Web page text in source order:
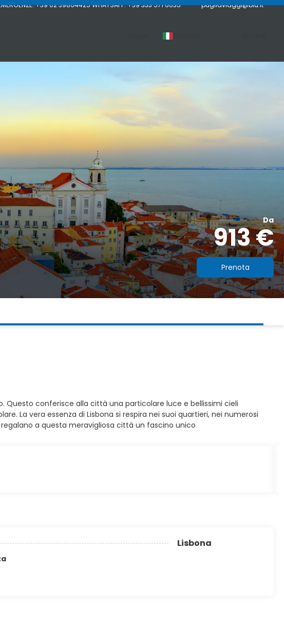
+39 02 39864425 WHATSAPP: +39 333 571 6035 pugliaviaggi@blu.it
Da
913 €
Prenota
Questo conferisce alla città una particolare luce e bellissimi cieli
La vera essenza di Lisbona si respira nei suoi quartieri, nei numerosi
a questa meravigliosa città un fascino unico
Lisbona